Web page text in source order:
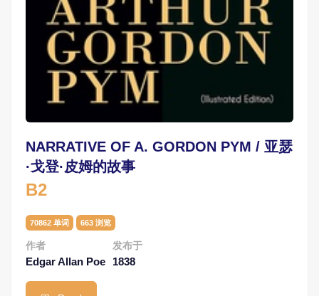
NARRATIVE OF A. GORDON PYM / 亚瑟
·戈登·皮姆的故事
B2
70862 单词 663 浏览
作者
Edgar Allan Poe
发布于
1838